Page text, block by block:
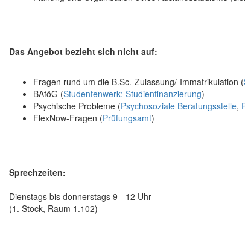
Das Angebot bezieht sich nicht auf:
Fragen rund um die B.Sc.-Zulassung/-Immatrikulation (
BAföG (Studentenwerk: Studienfinanzierung)
Psychische Probleme (Psychosoziale Beratungsstelle,
FlexNow-Fragen (Prüfungsamt)
Sprechzeiten:
Dienstags bis donnerstags 9 - 12 Uhr
(1. Stock, Raum 1.102)